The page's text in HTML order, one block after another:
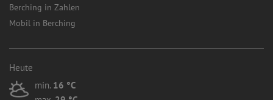
Berching in Zahlen
Mobil in Berching
Heute
min. 16 °C